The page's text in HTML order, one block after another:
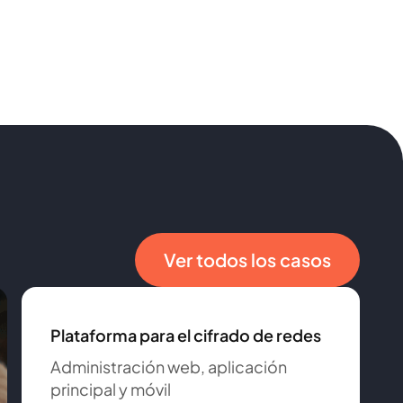
Ver todos los casos
Plataforma para el cifrado de redes
Administración web, aplicación
principal y móvil